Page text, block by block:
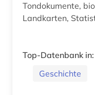
Tondokumente,
Landkarten,
Top-Datenbank in:
Geschichte